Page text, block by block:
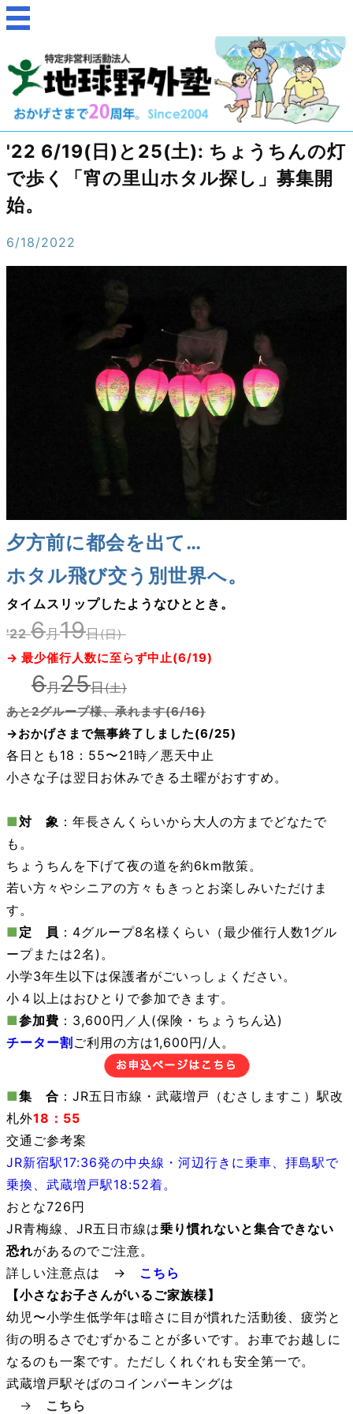
'22 6/19(日)と25(土): ちょうちんの灯
で歩く「宵の里山ホタル探し」募集開
始。
6/18/2022
夕方前に都会を出て…
ホタル飛び交う別世界へ。
タイムスリップしたようなひととき。
'226月19日(日)
→ 最少催行人数に至らず中止(6/19)
6月25日(土)
あと2グループ様、承れます(6/16)
→おかげさまで無事終了しました(6/25)
各日とも18：55〜21時／悪天中止
小さな子は翌日お休みできる土曜がおすすめ。
■対 象 ：年長さんくらいから大人の方までどなたで
も。
ちょうちんを下げて夜の道を約6km散策。
若い方々やシニアの方々もきっとお楽しみいただけま
す。
■ 定 員 ：4グループ8名様くらい（最少催行人数1グル
ープまたは2名)。
小学3年生以下は保護者がごいっしょください。
小４以上はおひとりで参加できます。
■参加費 ：3,600円／人(保険・ちょうちん込)
チーター割ご利用の方は1,600円/人。
■集 合 ：JR五日市線・武蔵増戸（むさしますこ）駅改
札外18：55
交通ご参考案
JR新宿駅17:36発の中央線・河辺行きに乗車、拝島駅で
乗換、武蔵増戸駅18:52着。
おとな726円
JR青梅線、JR五日市線は乗り慣れないと集合できない
恐れがあるのでご注意。
詳しい注意点は → こちら
【小さなお子さんがいるご家族様】
幼児〜小学生低学年は暗さに目が慣れた活動後、疲労と
街の明るさでむずかることが多いです。お車でお越しに
なるのも一案です。ただしくれぐれも安全第一で。
武蔵増戸駅そばのコインパーキングは
→ こちら